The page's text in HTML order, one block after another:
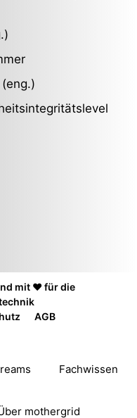
mit ❤️ für die
AGB
Fachwissen
mothergrid